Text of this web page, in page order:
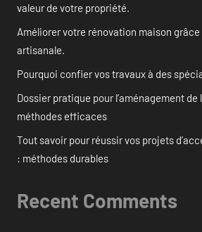
valeur de votre propriété.
Améliorer votre rénovation maison grâce
artisanale.
Pourquoi confier vos travaux à des
Dossier pratique pour l’aménagement
méthodes efficaces
Tout savoir pour réussir vos projets
: méthodes durables
Recent Comments